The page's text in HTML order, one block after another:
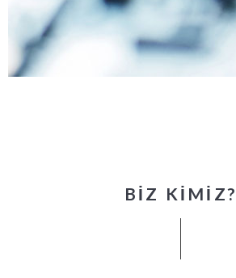
BİZ KİMİZ?